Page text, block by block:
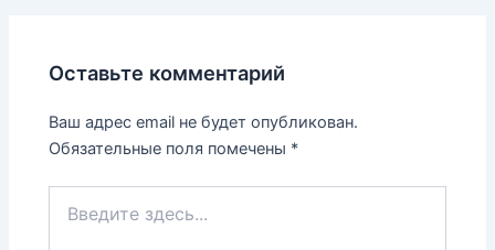
Оставьте комментарий
Ваш адрес email не будет опубликован.
Обязательные поля помечены *
здесь...